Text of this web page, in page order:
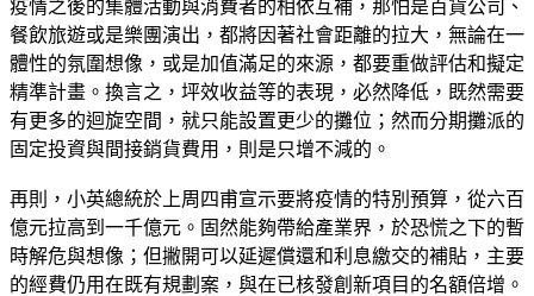
疫情之後的集體活動與消費者的相依互補，那怕是百貨公司、
餐飲旅遊或是樂團演出，都將因著社會距離的拉大，無論在一
體性的氛圍想像，或是加值滿足的來源，都要重做評估和擬定
精準計畫。換言之，坪效收益等的表現，必然降低，既然需要
有更多的迴旋空間，就只能設置更少的攤位；然而分期攤派的
固定投資與間接銷貨費用，則是只增不減的。
再則，小英總統於上周四甫宣示要將疫情的特別預算，從六百
億元拉高到一千億元。固然能夠帶給產業界，於恐慌之下的暫
時解危與想像；但撇開可以延遲償還和利息繳交的補貼，主要
的經費仍用在既有規劃案，與在已核發創新項目的名額倍增。